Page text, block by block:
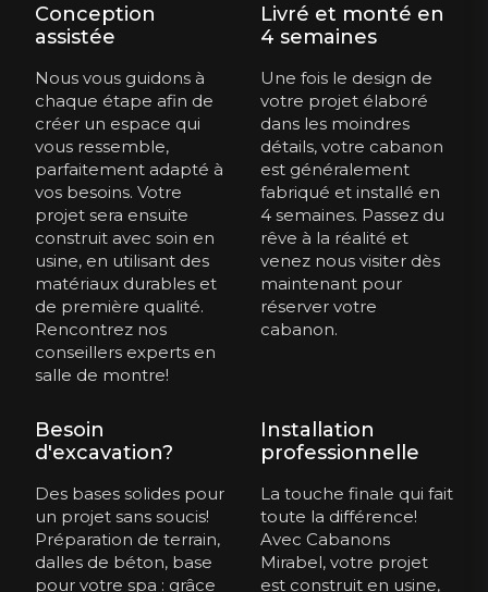
Conception
assistée
Nous vous guidons à
chaque étape afin de
créer un espace qui
vous ressemble,
parfaitement adapté à
vos besoins. Votre
projet sera ensuite
construit avec soin en
usine, en utilisant des
matériaux durables et
de première qualité.
Rencontrez nos
conseillers experts en
salle de montre!
Livré et monté en
4 semaines
Une fois le design de
votre projet élaboré
dans les moindres
détails, votre cabanon
est généralement
fabriqué et installé en
4 semaines. Passez du
rêve à la réalité et
venez nous visiter dès
maintenant pour
réserver votre
cabanon.
Besoin
d'excavation?
Des bases solides pour
un projet sans soucis!
Préparation de terrain,
dalles de béton, base
pour votre spa : grâce
Installation
professionnelle
La touche finale qui fait
toute la différence!
Avec Cabanons
Mirabel, votre projet
est construit en usine,